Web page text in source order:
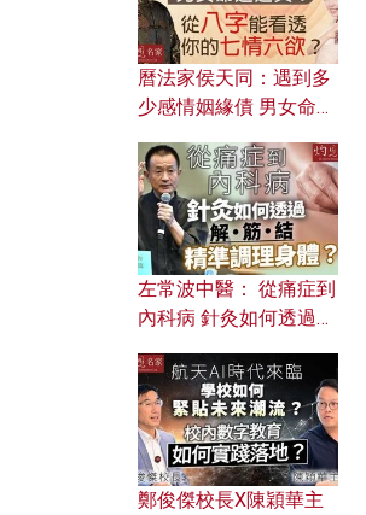
曆法家侯天同：遇到多
少感情姻緣債 男女命途
的七情六欲？
左常波中醫： 從痛症到
內科病 針灸如何透過解
鄭俊傑校長X陳穎華主